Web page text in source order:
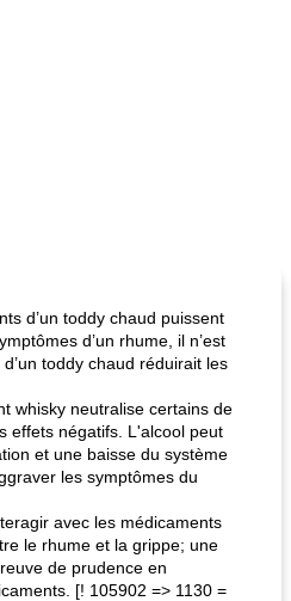
d’un toddy chaud puissent
d’un rhume, il n’est
toddy chaud réduirait les
whisky neutralise certains de
effets négatifs. L'alcool peut
et une baisse du système
les symptômes du
avec les médicaments
le rhume et la grippe; une
de prudence en
[! 105902 => 1130 =